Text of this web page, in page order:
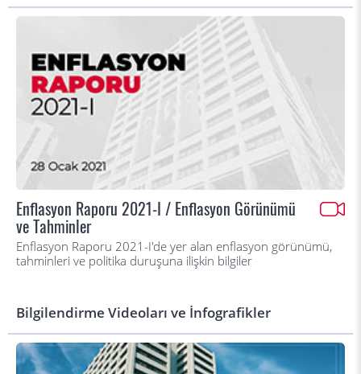
Enflasyon Raporu 2021-I / Enflasyon Görünümü
ve Tahminler
Enflasyon Raporu 2021-I'de yer alan enflasyon görünümü,
tahminleri ve politika duruşuna ilişkin bilgiler
Bilgilendirme Videoları ve İnfografikler